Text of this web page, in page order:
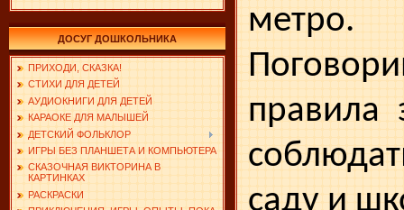
ДОСУГ ДОШКОЛЬНИКА
ПРИХОДИ, СКАЗКА!
СТИХИ ДЛЯ ДЕТЕЙ
АУДИОКНИГИ ДЛЯ ДЕТЕЙ
КАРАОКЕ ДЛЯ МАЛЫШЕЙ
ДЕТСКИЙ ФОЛЬКЛОР
ИГРЫ БЕЗ ПЛАНШЕТА И КОМПЬЮТЕРА
СКАЗОЧНАЯ ВИКТОРИНА В
КАРТИНКАХ
РАСКРАСКИ
метро.
правила
саду и